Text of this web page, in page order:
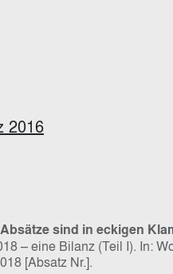
2016
sind in eckigen
– eine Bilanz (Teil I). In:
[Absatz Nr.].